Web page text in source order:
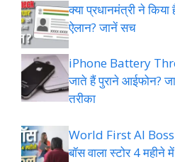
क्या प्रधानमंत्री ने
ऐलान? जानें सच
iPhone Battery
जाते हैं पुराने आईफोन?
तरीका
World First AI Boss
बॉस वाला स्टोर 4